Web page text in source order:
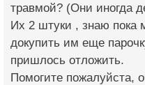
травмой? (Они иногда
Их 2 штуки , знаю пока
докупить им еще
пришлось отложить.
Помогите пожалуйста,